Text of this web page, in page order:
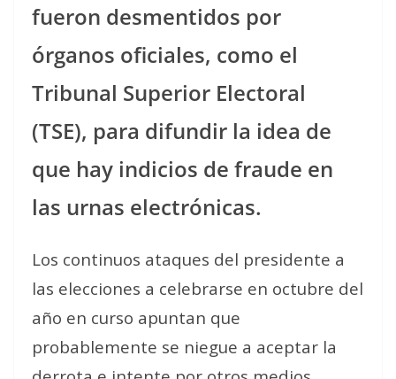
fueron desmentidos por
órganos oficiales, como el
Tribunal Superior Electoral
(TSE), para difundir la idea de
que hay indicios de fraude en
las urnas electrónicas.
Los continuos ataques del presidente a
las elecciones a celebrarse en octubre del
año en curso apuntan que
probablemente se niegue a aceptar la